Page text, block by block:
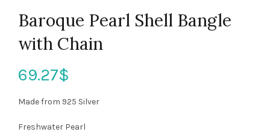
Baroque Pearl Shell Bangle
with Chain
69.27$
Made from 925 Silver
Freshwater Pearl